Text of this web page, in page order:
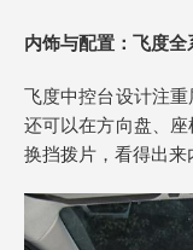
内饰与配置：飞度
飞度中控台设计注
还可以在方向盘、
换挡拨片，看得出来